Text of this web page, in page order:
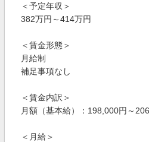
＜予定年収＞
382万円～414万円
＜賃金形態＞
月給制
補足事項なし
＜賃金内訳＞
月額（基本給）：198,000円～
＜月給＞